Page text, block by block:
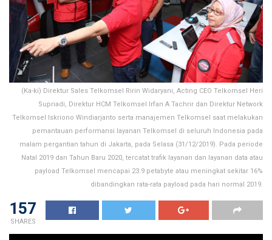
(Ka-ki) Direktur Sales Telkomsel Ririn Widaryani, Acting CEO Telkomsel Heri
Supriadi, Direktur HCM Telkomsel Irfan A Tachrir dan Direktur Network
Telkomsel Iskriono Windiarjanto serta manajemen Telkomsel saat melakukan
pemantauan performansi layanan Telkomsel di seluruh Indonesia pada
malam pergantian tahun di Jakarta, pada Selasa (31/12/2019). Pada periode
Natal 2019 dan Tahun Baru 2020, tercatat trafik layanan dan layanan data atau
payload Telkomsel mencapai 23.9 petabyte atau meningkat sekitar 16%
dibandingkan rata-rata payload pada hari normal 2019.
157
SHARES